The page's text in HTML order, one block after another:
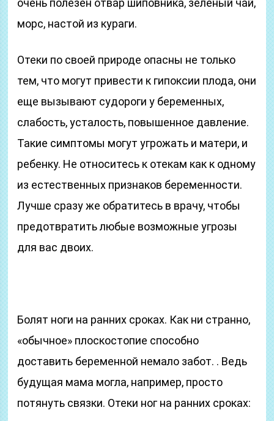
очень полезен отвар шиповника, зеленый чай,
морс, настой из кураги.
Отеки по своей природе опасны не только
тем, что могут привести к гипоксии плода, они
еще вызывают судороги у беременных,
слабость, усталость, повышенное давление.
Такие симптомы могут угрожать и матери, и
ребенку. Не относитесь к отекам как к одному
из естественных признаков беременности.
Лучше сразу же обратитесь в врачу, чтобы
предотвратить любые возможные угрозы
для вас двоих.
Болят ноги на ранних сроках. Как ни странно,
«обычное» плоскостопие способно
доставить беременной немало забот. . Ведь
будущая мама могла, например, просто
потянуть связки. Отеки ног на ранних сроках: